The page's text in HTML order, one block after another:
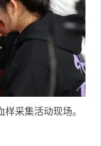
采集活动现场。